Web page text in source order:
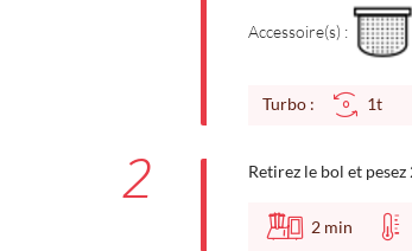
Accessoire(s) :
Turbo : 1t
2 Retirez le bol et
2 min